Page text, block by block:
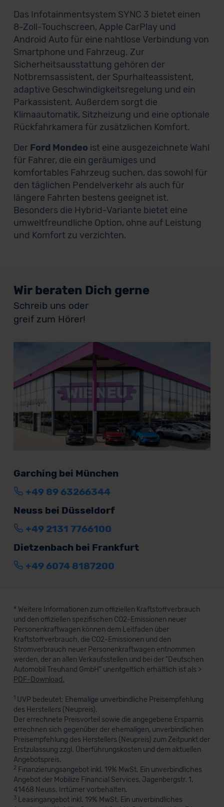
Das Infotainmentsystem SYNC 3 bietet einen
8-Zoll-Touchscreen, Apple CarPlay und
Android Auto für eine nahtlose Verbindung von
Smartphone und Fahrzeug. Zur
Sicherheitsausstattung gehören der
Notbremsassistent, der Spurhalteassistent,
adaptive Geschwindigkeitsregelung und ein
Parkassistent. Außerdem sorgt die
Klimaautomatik, Sitzheizung und eine optionale
Rückfahrkamera für zusätzlichen Komfort.
Der Ford Mondeo ist eine ausgezeichnete Wahl
für Fahrer, die ein geräumiges und
komfortables Fahrzeug suchen, das sowohl für
den täglichen Pendelverkehr als auch für
längere Fahrten bestens geeignet ist.
Besonders die Hybrid-Variante bietet eine
umweltfreundliche Option, ohne auf Leistung
und Komfort zu verzichten.
Wir beraten Dich gerne
Schreib uns oder
greif zum Hörer!
Garching bei München
+49 89 63266344
Neuss bei Düsseldorf
+49 2131 7766100
Dietzenbach bei Frankfurt
+49 6074 8187200
* Weitere Informationen zum offiziellen Kraftstoffverbrauch
und den offiziellen spezifischen CO2-Emissionen neuer
Personenkraftwagen können dem Leitfaden über
Kraftstoffverbrauch, die CO2-Emissionen und den
Stromverbrauch neuer Personenkraftwagen entnommen
werden, der an allen Verkaufsstellen und bei der "Deutschen
Automobil Treuhand GmbH" unentgeltlich erhältlich ist als >
PDF-Download.
1UVP bedeutet: Ehemalige unverbindliche Preisempfehlung
des Herstellers (Neupreis).
Der errechnete Preisvorteil sowie die angegebene Ersparnis
errechnen sich gegenüber der ehemaligen, unverbindlichen
Preisempfehlung des Herstellers (Neupreis) zum Zeitpunkt der
Erstzulassung zzgl. Überführungskosten und dem aktuellen
Angebotspreis.
2 Finanzierungsangebot inkl. 19% MwSt. Ein unverbindliches
Angebot der Mobilize Financial Services, Jagenbergstr. 1,
41468 Neuss. Irrtümer vorbehalten.
3Leasingangebot inkl. 19% MwSt. Ein unverbindliches